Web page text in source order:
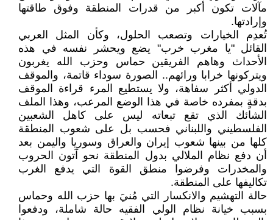
مآلات تكون أكبر من قدرات المنطقة وفوق طاقتها
وإرادتها.
تُعدِم الخيارات وتصعب الحلول، وكأن المثل العربي
القائل "يا مغرب خرب" يضع ويحشر نفسه في هذه
الأحداث وهاهم الفريقين حماس وحزب الله يغربون
ويتركونها خرابا ورائهم.. الصورة سوداء قاتمة، والموقف
الدولي أكثر سفاهة، ولا يستطيع المرء قراءة الموقف
بدقةٍ بمفرده خاصة في هذا الوضع المرعب، وهذا الملف
الشائك الذي تقع تبعاته ليس على كاهل الشعبين
الفلسطيني واللبناني فحسب بل على شعوب المنطقة
كلها من بينها شعوب إيران والعراق وسوريا واليمن بعد
أن دفع نظام الملالي بدول المنطقة نحو آتون الحروب
والمخدرات وفرضوا منطق القوة التي يدفع الغرب
تكاليفها على المنطقة.
حالة التهشيم والانكسار التي مُنيَ بها حزب الله وحماس
بسبب خيانة نظام الولي الفقيه حالة شاملة، ودفعوا